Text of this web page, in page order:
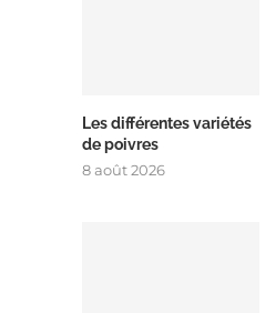
Les différentes variétés
de poivres
8 août 2026